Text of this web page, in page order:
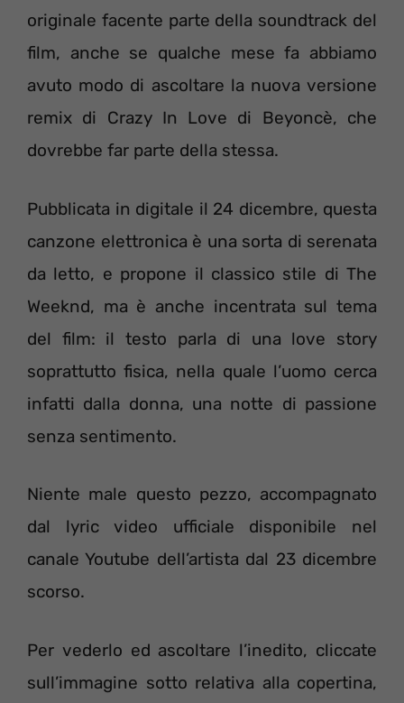
originale facente parte della soundtrack del
film, anche se qualche mese fa abbiamo
avuto modo di ascoltare la nuova versione
remix di Crazy In Love di Beyoncè, che
dovrebbe far parte della stessa.
Pubblicata in digitale il 24 dicembre, questa
canzone elettronica è una sorta di serenata
da letto, e propone il classico stile di The
Weeknd, ma è anche incentrata sul tema
del film: il testo parla di una love story
soprattutto fisica, nella quale l’uomo cerca
infatti dalla donna, una notte di passione
senza sentimento.
Niente male questo pezzo, accompagnato
dal lyric video ufficiale disponibile nel
canale Youtube dell’artista dal 23 dicembre
scorso.
Per vederlo ed ascoltare l’inedito, cliccate
sull’immagine sotto relativa alla copertina,